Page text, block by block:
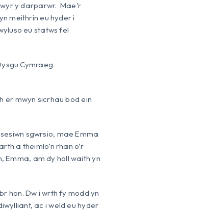
y darparwr. Mae’r
meithrin eu hyder i
eu statws fel
Cymraeg
er mwyn sicrhau bod ein
sgwrsio, mae Emma
a theimlo’n rhan o’r
Emma, am dy holl waith yn
hon. Dw i wrth fy modd yn
ac i weld eu hyder